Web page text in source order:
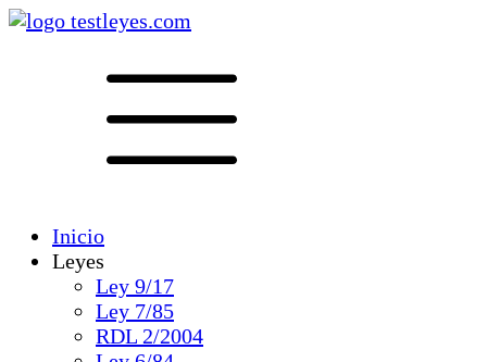
Inicio
Leyes
Ley 9/17
Ley 7/85
RDL 2/2004